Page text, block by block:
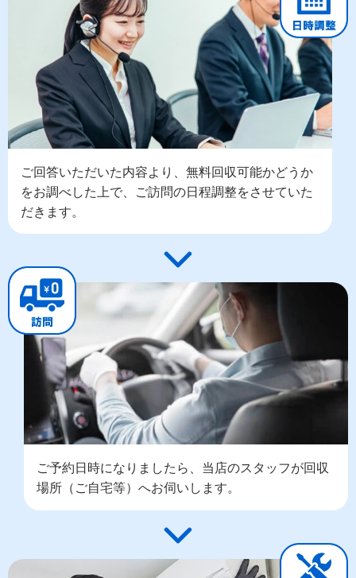
ご回答いただいた内容より、無料回収可能かどうか
をお調べした上で、ご訪問の日程調整をさせていた
だきます。
ご予約日時になりましたら、当店のスタッフが回収
場所（ご自宅等）へお伺いします。